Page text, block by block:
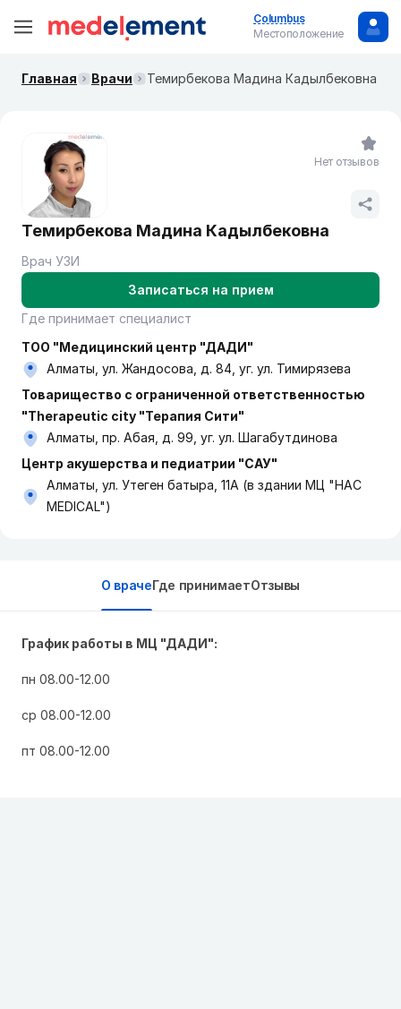
Columbus
Местоположение
Главная Врачи Темирбекова Мадина Кадылбековна
Темирбекова Мадина Кадылбековна
Врач УЗИ
Записаться на прием
Где принимает специалист
ТОО "Медицинский центр "ДАДИ"
Алматы, ул. Жандосова, д. 84, уг. ул. Тимирязева
Товарищество с ограниченной ответственностью
"Therapeutic city "Терапия Сити"
Алматы, пр. Абая, д. 99, уг. ул. Шагабутдинова
Центр акушерства и педиатрии "САУ"
Алматы, ул. Утеген батыра, 11А (в здании МЦ "HAC
MEDICAL")
Нет отзывов
О врачеГде принимаетОтзывы
График работы в МЦ "ДАДИ":
пн 08.00-12.00
ср 08.00-12.00
пт 08.00-12.00